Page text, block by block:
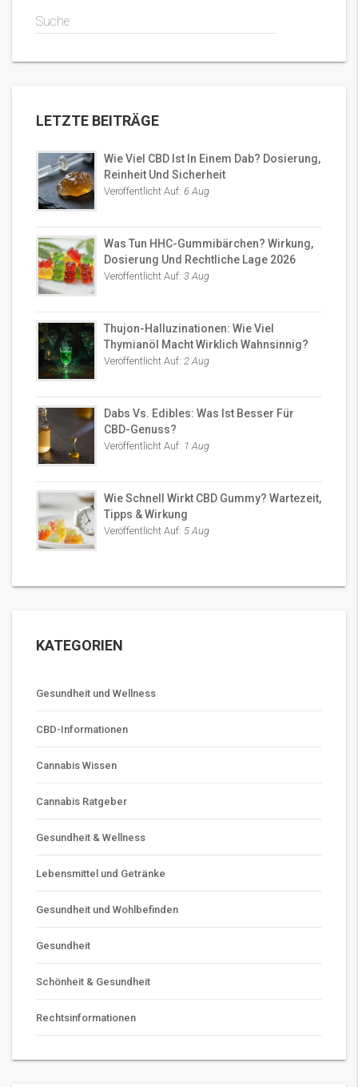
Suche
LETZTE BEITRÄGE
Wie Viel CBD Ist In Einem Dab? Dosierung,
Reinheit Und Sicherheit
Veröffentlicht Auf: 6 Aug
Was Tun HHC-Gummibärchen? Wirkung,
Dosierung Und Rechtliche Lage 2026
Veröffentlicht Auf: 3 Aug
Thujon-Halluzinationen: Wie Viel
Thymianöl Macht Wirklich Wahnsinnig?
Veröffentlicht Auf: 2 Aug
Dabs Vs. Edibles: Was Ist Besser Für
CBD-Genuss?
Veröffentlicht Auf: 1 Aug
Wie Schnell Wirkt CBD Gummy? Wartezeit,
Tipps & Wirkung
Veröffentlicht Auf: 5 Aug
KATEGORIEN
Gesundheit und Wellness
CBD-Informationen
Cannabis Wissen
Cannabis Ratgeber
Gesundheit & Wellness
Lebensmittel und Getränke
Gesundheit und Wohlbefinden
Gesundheit
Schönheit & Gesundheit
Rechtsinformationen